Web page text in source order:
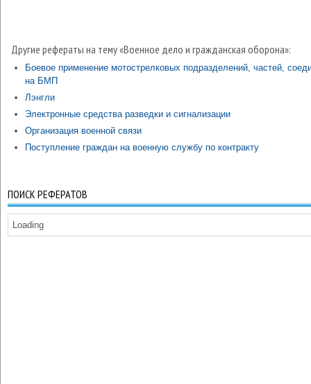
Другие рефераты на тему «Военное дело и гражданская оборона»:
Боевое применение мотострелковых подразделений, частей,
на БМП
Лэнгли
Электронные средства разведки и сигнализации
Организация военной связи
Поступление граждан на военную службу по контракту
ПОИСК РЕФЕРАТОВ
Loading